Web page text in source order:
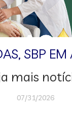
, SBP EM
mais
07/31/2026